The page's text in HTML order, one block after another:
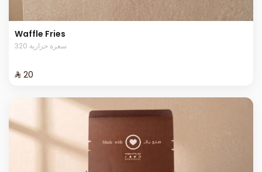
Waffle Fries
320 سعرة حرارية
⁨⁦‪‬ 20⁩